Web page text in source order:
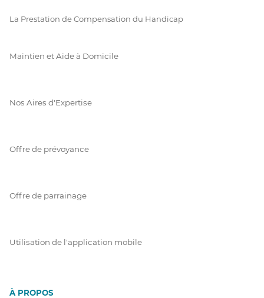
La Prestation de Compensation du Handicap
Maintien et Aide à Domicile
Nos Aires d'Expertise
Offre de prévoyance
Offre de parrainage
Utilisation de l'application mobile
À PROPOS